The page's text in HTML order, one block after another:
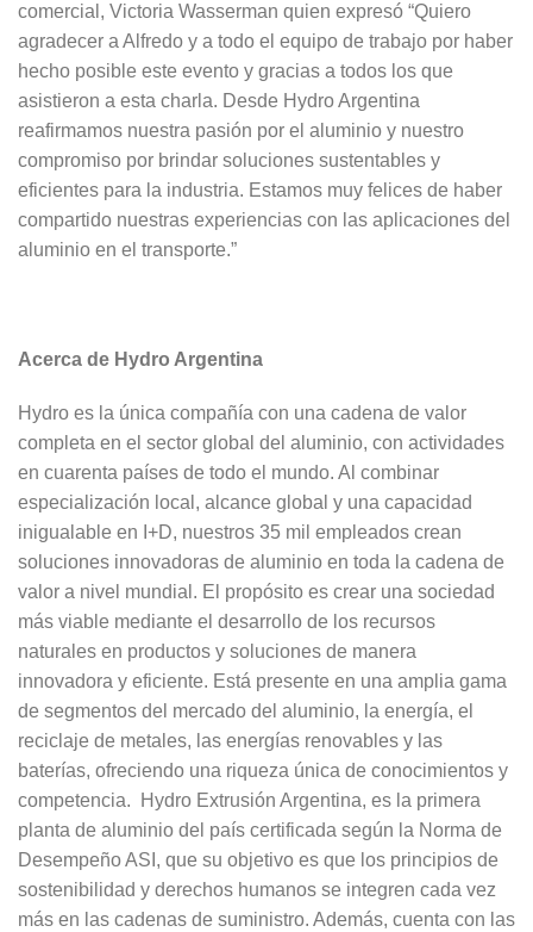
comercial, Victoria Wasserman quien expresó “Quiero
agradecer a Alfredo y a todo el equipo de trabajo por haber
hecho posible este evento y gracias a todos los que
asistieron a esta charla. Desde Hydro Argentina
reafirmamos nuestra pasión por el aluminio y nuestro
compromiso por brindar soluciones sustentables y
eficientes para la industria. Estamos muy felices de haber
compartido nuestras experiencias con las aplicaciones del
aluminio en el transporte.”
Acerca de Hydro Argentina
Hydro es la única compañía con una cadena de valor
completa en el sector global del aluminio, con actividades
en cuarenta países de todo el mundo. Al combinar
especialización local, alcance global y una capacidad
inigualable en I+D, nuestros 35 mil empleados crean
soluciones innovadoras de aluminio en toda la cadena de
valor a nivel mundial. El propósito es crear una sociedad
más viable mediante el desarrollo de los recursos
naturales en productos y soluciones de manera
innovadora y eficiente. Está presente en una amplia gama
de segmentos del mercado del aluminio, la energía, el
reciclaje de metales, las energías renovables y las
baterías, ofreciendo una riqueza única de conocimientos y
competencia. Hydro Extrusión Argentina, es la primera
planta de aluminio del país certificada según la Norma de
Desempeño ASI, que su objetivo es que los principios de
sostenibilidad y derechos humanos se integren cada vez
más en las cadenas de suministro. Además, cuenta con las